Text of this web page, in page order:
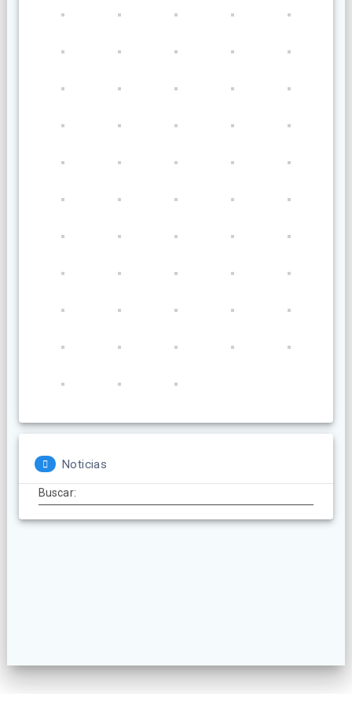
Noticias
Buscar: